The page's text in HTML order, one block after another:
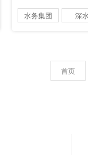
水务集团 深
首页